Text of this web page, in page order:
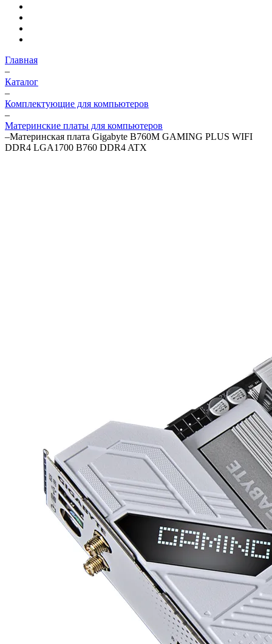
Главная
–
Каталог
–
Комплектующие для компьютеров
–
Материнские платы для компьютеров
–Материнская плата Gigabyte B760M GAMING PLUS WIFI
DDR4 LGA1700 B760 DDR4 ATX